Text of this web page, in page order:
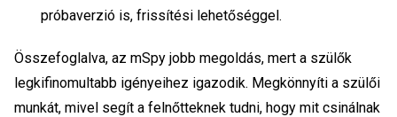
próbaverzió is, frissítési lehetőséggel.
Összefoglalva, az mSpy jobb megoldás, mert a szülők
legkifinomultabb igényeihez igazodik. Megkönnyíti a szülői
munkát, mivel segít a felnőtteknek tudni, hogy mit csinálnak